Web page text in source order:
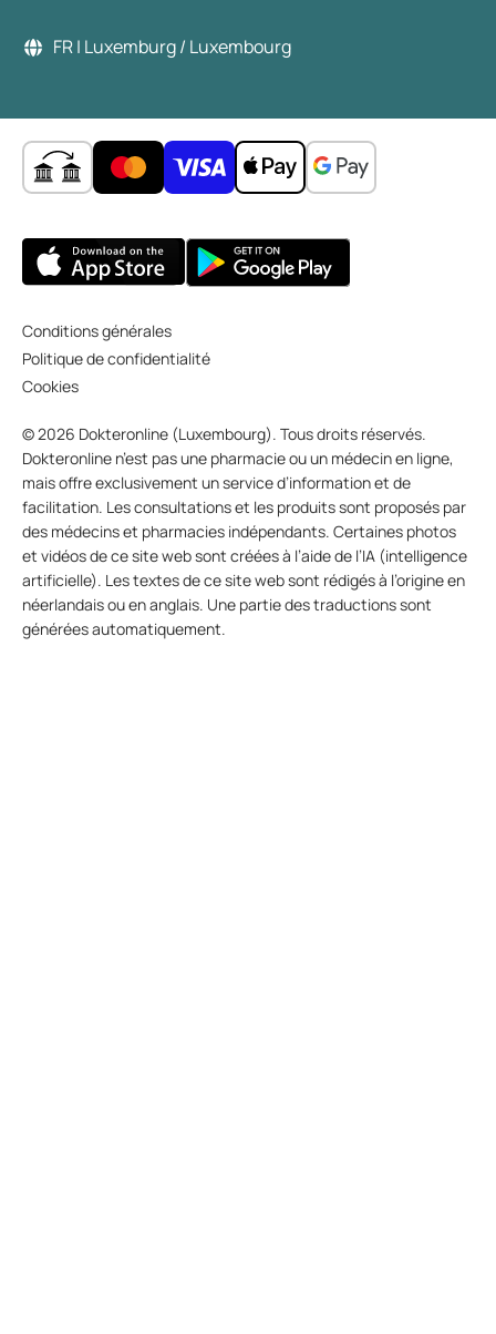
FR | Luxemburg / Luxembourg
Conditions générales
Politique de confidentialité
Cookies
© 2026 Dokteronline (Luxembourg). Tous droits réservés.
Dokteronline n’est pas une pharmacie ou un médecin en ligne,
mais offre exclusivement un service d’information et de
facilitation. Les consultations et les produits sont proposés par
des médecins et pharmacies indépendants. Certaines photos
et vidéos de ce site web sont créées à l’aide de l’IA (intelligence
artificielle). Les textes de ce site web sont rédigés à l’origine en
néerlandais ou en anglais. Une partie des traductions sont
générées automatiquement.